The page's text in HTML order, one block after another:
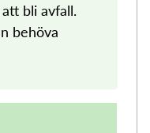
bli avfall.
behöva